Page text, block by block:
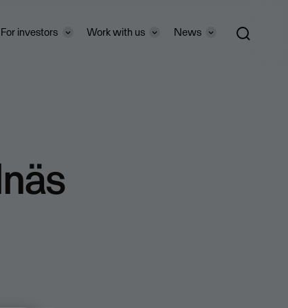
For investors Work with us News